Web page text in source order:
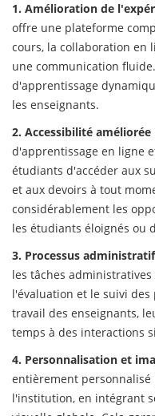
1. Amélioration de
offre une plateforme
cours, la collaboration en
une communication
d'apprentissage
les enseignants.
2. Accessibilité améliorée
d'apprentissage en ligne
étudiants d'accéder aux
et aux devoirs à tout
considérablement les
les étudiants éloignés ou
3. Processus
les tâches
l'évaluation et le suivi des
travail des enseignants,
temps à des interactions
4. Personnalisation et
entièrement
l'institution, en intégrant